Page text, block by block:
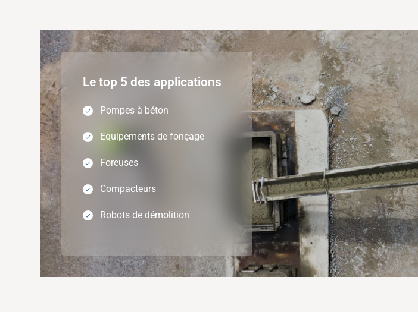
Le top 5 des applications
Pompes à béton
Equipements de fonçage
Foreuses
Compacteurs
Robots de démolition